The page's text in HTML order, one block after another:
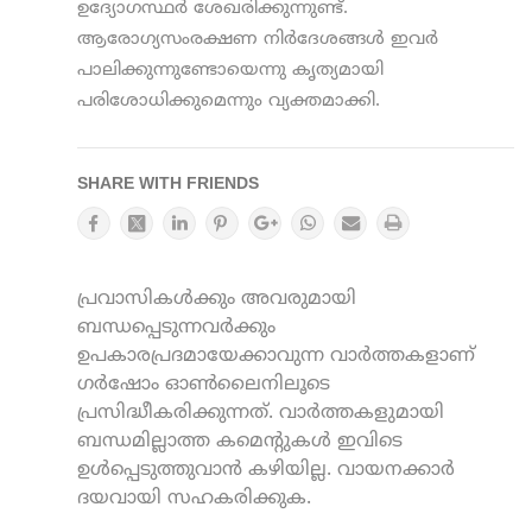
ഉദ്യോഗസ്ഥര്‍ ശേഖരിക്കുന്നുണ്ട്.
ആരോഗ്യസംരക്ഷണ നിര്‍ദേശങ്ങള്‍ ഇവര്‍
പാലിക്കുന്നുണ്ടോയെന്നു കൃത്യമായി
പരിശോധിക്കുമെന്നും വ്യക്തമാക്കി.
SHARE WITH FRIENDS
പ്രവാസികൾക്കും അവരുമായി
ബന്ധപ്പെടുന്നവർക്കും
ഉപകാരപ്രദമായേക്കാവുന്ന വാർത്തകളാണ്
ഗർഷോം ഓൺലൈനിലൂടെ
പ്രസിദ്ധീകരിക്കുന്നത്. വാർത്തകളുമായി
ബന്ധമില്ലാത്ത കമെന്റുകൾ ഇവിടെ
ഉൾപ്പെടുത്തുവാൻ കഴിയില്ല. വായനക്കാർ
ദയവായി സഹകരിക്കുക.